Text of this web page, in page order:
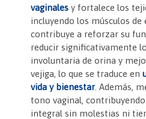
vaginales y fortalece los
incluyendo los músculos de
contribuye a reforzar su
reducir significativamente
involuntaria de orina y
vejiga, lo que se traduce en
vida y bienestar. Además,
tono vaginal,
integral sin molestias ni